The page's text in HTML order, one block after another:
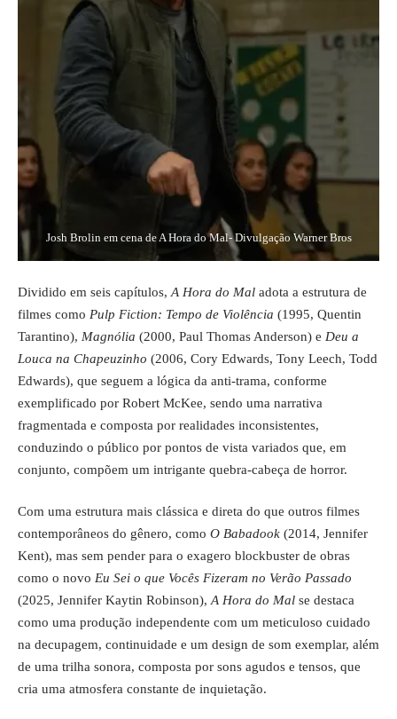
Josh Brolin em cena de A Hora do Mal- Divulgação Warner Bros
Dividido em seis capítulos, A Hora do Mal adota a estrutura de
filmes como Pulp Fiction: Tempo de Violência (1995, Quentin
Tarantino), Magnólia (2000, Paul Thomas Anderson) e Deu a
Louca na Chapeuzinho (2006, Cory Edwards, Tony Leech, Todd
Edwards), que seguem a lógica da anti-trama, conforme
exemplificado por Robert McKee, sendo uma narrativa
fragmentada e composta por realidades inconsistentes,
conduzindo o público por pontos de vista variados que, em
conjunto, compõem um intrigante quebra-cabeça de horror.
Com uma estrutura mais clássica e direta do que outros filmes
contemporâneos do gênero, como O Babadook (2014, Jennifer
Kent), mas sem pender para o exagero blockbuster de obras
como o novo Eu Sei o que Vocês Fizeram no Verão Passado
(2025, Jennifer Kaytin Robinson), A Hora do Mal se destaca
como uma produção independente com um meticuloso cuidado
na decupagem, continuidade e um design de som exemplar, além
de uma trilha sonora, composta por sons agudos e tensos, que
cria uma atmosfera constante de inquietação.